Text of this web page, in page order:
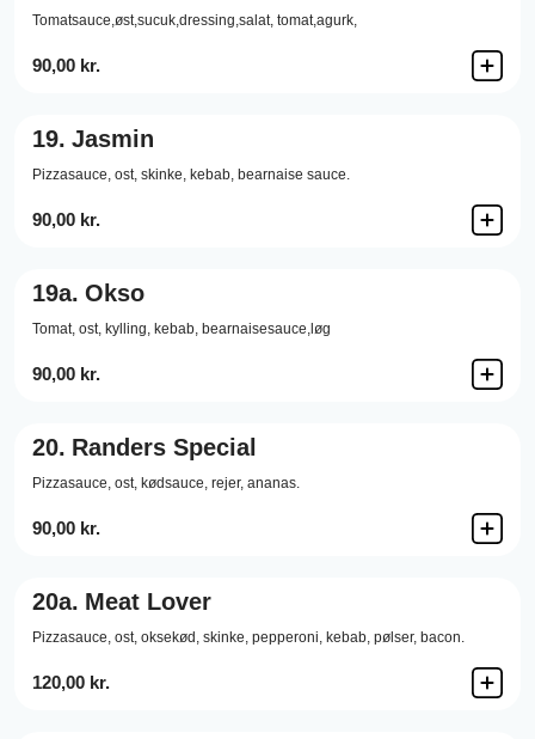
Tomatsauce,øst,sucuk,dressing,salat, tomat,agurk,
90,00 kr.
19. Jasmin
Pizzasauce, ost, skinke, kebab, bearnaise sauce.
90,00 kr.
19a. Okso
Tomat, ost, kylling, kebab, bearnaisesauce,løg
90,00 kr.
20. Randers Special
Pizzasauce, ost, kødsauce, rejer, ananas.
90,00 kr.
20a. Meat Lover
Pizzasauce, ost, oksekød, skinke, pepperoni, kebab, pølser, bacon.
120,00 kr.